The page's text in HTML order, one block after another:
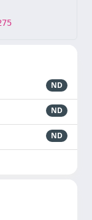
ND
ND
ND